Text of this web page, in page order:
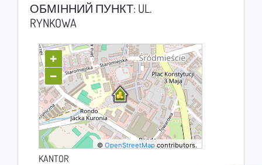
ОБМІННИЙ ПУНКТ: UL.
RYNKOWA
+
−
©OpenStreetMapcontributors.
KANTOR